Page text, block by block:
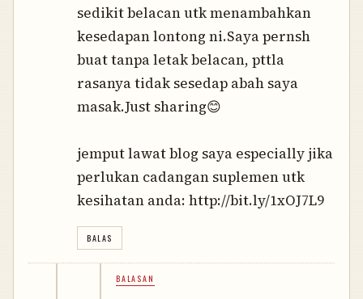
sedikit belacan utk menambahkan
kesedapan lontong ni.Saya pernsh
buat tanpa letak belacan, pttla
rasanya tidak sesedap abah saya
masak.Just sharing😊
jemput lawat blog saya especially jika
perlukan cadangan suplemen utk
kesihatan anda: http://bit.ly/1xOJ7L9
BALAS
BALASAN